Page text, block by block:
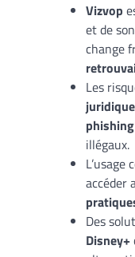
Vizvop
et de
change
Les
phishing
illégaux.
L’usage
accéder
Des
Disney+